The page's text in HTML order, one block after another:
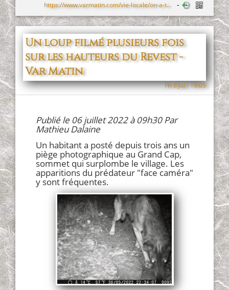
https://www.varmatin.com/vie-locale/on-a-tout-filme-un-loup-repere-tout-pres-du-centre-ville-de-toulon-un-habitant-temoigne-836933
Un loup filmé plusieurs fois
sur les hauteurs du Revest -
Var Matin
Fri 8 Jul - 19:05
Publié le 06 juillet 2022 à 09h30 Par
Mathieu Dalaine
Un habitant a posté depuis trois ans un
piège photographique au Grand Cap,
sommet qui surplombe le village. Les
apparitions du prédateur "face caméra"
y sont fréquentes.